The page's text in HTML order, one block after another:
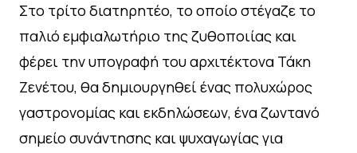
Στο τρίτο διατηρητέο, το οποίο στέγαζε το
παλιό εμφιαλωτήριο της ζυθοποιίας και
φέρει την υπογραφή του αρχιτέκτονα Τάκη
Ζενέτου, θα δημιουργηθεί ένας πολυχώρος
γαστρονομίας και εκδηλώσεων, ένα ζωντανό
σημείο συνάντησης και ψυχαγωγίας για